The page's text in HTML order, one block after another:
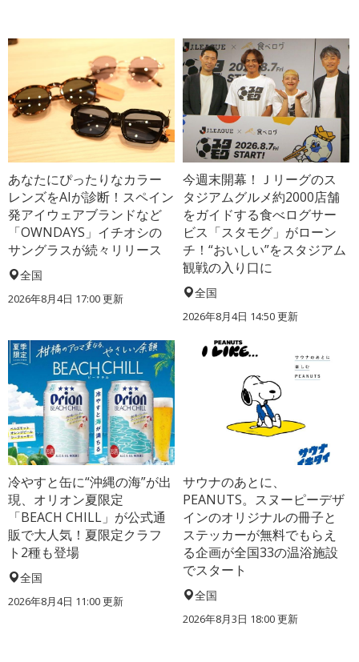
あなたにぴったりなカラー
レンズをAIが診断！スペイン
発アイウェアブランドなど
「OWNDAYS」イチオシの
サングラスが続々リリース
全国
2026年8月4日 17:00更新
今週末開幕！Ｊリーグのス
タジアムグルメ約2000店舗
をガイドする食べログサー
ビス「スタモグ」がローン
チ！“おいしい”をスタジアム
観戦の入り口に
全国
2026年8月4日 14:50更新
冷やすと缶に“沖縄の海”が出
現、オリオン夏限定
「BEACH CHILL」が公式通
販で大人気！夏限定クラフ
ト2種も登場
全国
2026年8月4日 11:00更新
サウナのあとに、
PEANUTS。スヌーピーデザ
インのオリジナルの冊子と
ステッカーが無料でもらえ
る企画が全国33の温浴施設
でスタート
全国
2026年8月3日 18:00更新